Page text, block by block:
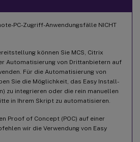
PC-Zugriff-Anwendungsfälle NICHT
können Sie MCS, Citrix
Automatisierung von Drittanbietern auf
Für die Automatisierung von
Sie die Möglichkeit, das Easy Install-
zu integrieren oder die rein manuellen
in Ihrem Skript zu automatisieren.
Proof of Concept (POC) auf einer
wir die Verwendung von Easy